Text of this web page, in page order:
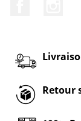
Retour